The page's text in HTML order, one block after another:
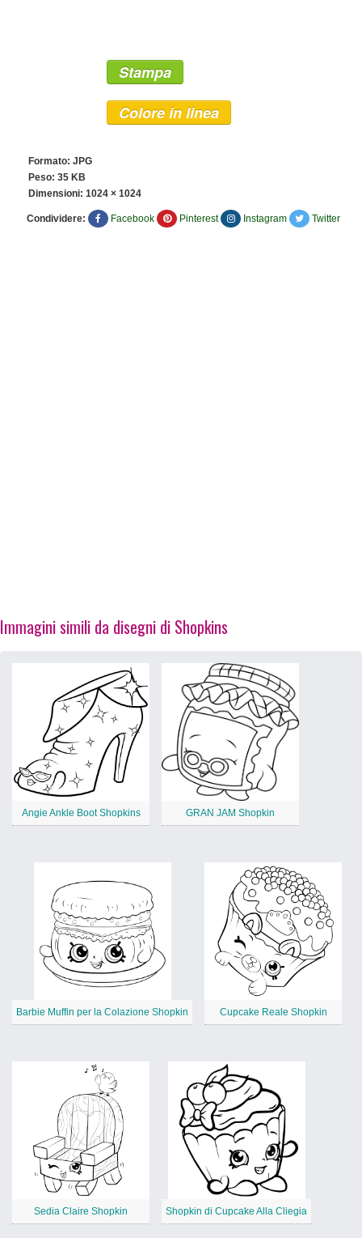
Stampa
Colore in linea
Formato: JPG
Peso: 35 KB
Dimensioni: 1024 × 1024
Condividere: Facebook Pinterest Instagram Twitter
Immagini simili da disegni di Shopkins
Angie Ankle Boot Shopkins GRAN JAM Shopkin
Barbie Muffin per la Colazione Shopkin Cupcake Reale Shopkin
Sedia Claire Shopkin Shopkin di Cupcake Alla Cliegia